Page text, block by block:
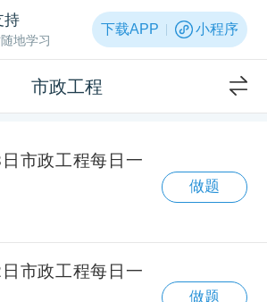
持
地学习
下载APP 小程序
市政工程
市政工程每日一
做题
市政工程每日一
做题